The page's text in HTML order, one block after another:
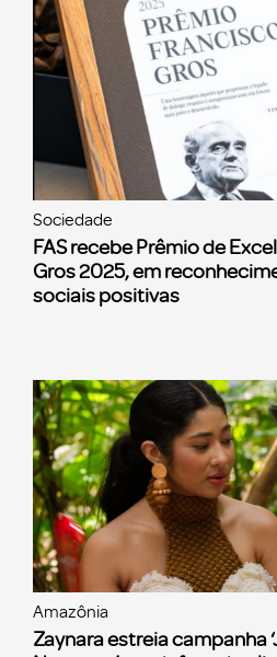
Sociedade
FAS recebe Prêmio de
Gros 2025, em
sociais positivas
Amazônia
Zaynara estreia campanha